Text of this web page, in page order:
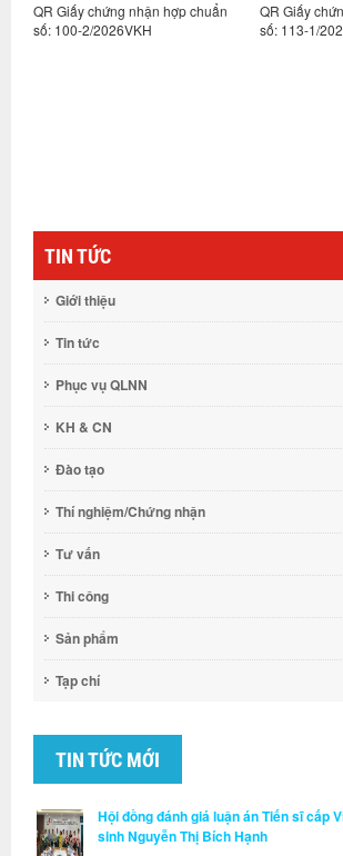
QR Giấy chứng nhận hợp chuẩn
số: 100-2/2026VKH
QR Giấy
số: 113-1/
TIN TỨC
Giới thiệu
Tin tức
Phục vụ QLNN
KH & CN
Đào tạo
Thí nghiệm/Chứng nhận
Tư vấn
Thi công
Sản phẩm
Tạp chí
TIN TỨC MỚI
Hội đồng đánh giá luận án Tiến sĩ cấp
sinh Nguyễn Thị Bích Hạnh